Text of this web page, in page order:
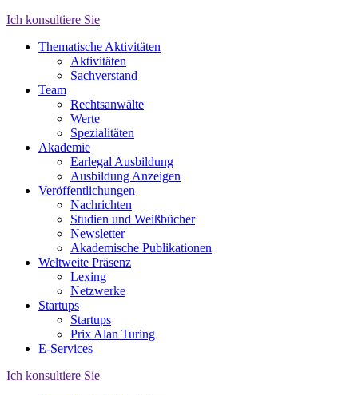
Ich konsultiere Sie
Thematische Aktivitäten
Aktivitäten
Sachverstand
Team
Rechtsanwälte
Werte
Spezialitäten
Akademie
Earlegal Ausbildung
Ausbildung Anzeigen
Veröffentlichungen
Nachrichten
Studien und Weißbücher
Newsletter
Akademische Publikationen
Weltweite Präsenz
Lexing
Netzwerke
Startups
Startups
Prix Alan Turing
E-Services
Ich konsultiere Sie